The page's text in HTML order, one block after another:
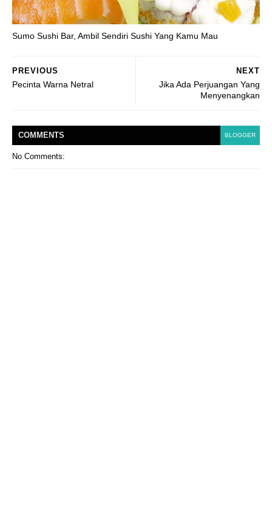
Sumo Sushi Bar, Ambil Sendiri Sushi Yang Kamu Mau
NEXT
Jika Ada Perjuangan Yang
Menyenangkan
PREVIOUS
Pecinta Warna Netral
COMMENTS BLOGGER
No Comments: